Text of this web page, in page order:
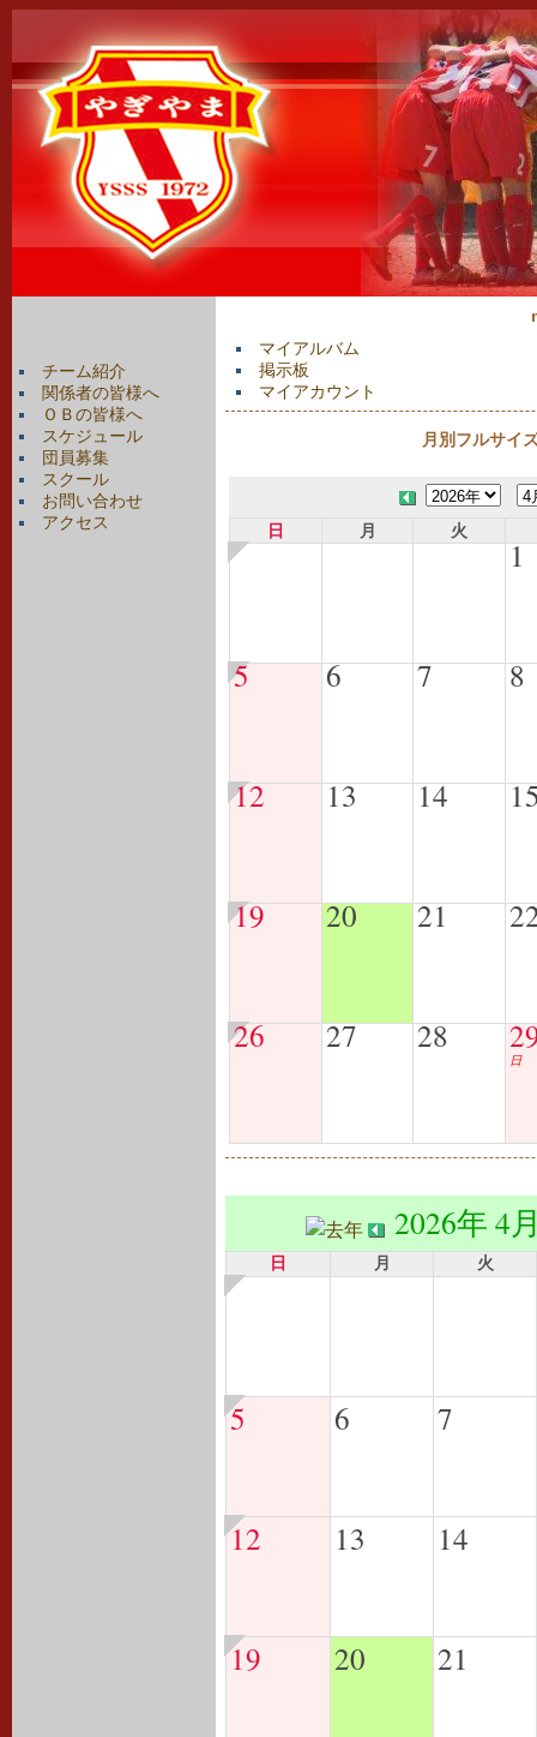
チーム紹介
関係者の皆様へ
ＯＢの皆様へ
スケジュール
団員募集
スクール
お問い合わせ
アクセス
マイアルバム
掲示板
マイアカウント
月別フルサイ
日 月 火
1
5 6 7 8
12 13 14
19 20 21
26 27 28
日
2026年 4
日 月 火
5 6 7
12 13 14
19 20 21